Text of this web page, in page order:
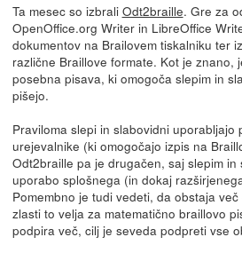
Ta mesec so izbrali Odt2braille. Gre za
OpenOffice.org Writer in LibreOffice
dokumentov na Brailovem tiskalniku ter
različne Braillove formate. Kot je znano,
posebna pisava, ki omogoča slepim in
pišejo.
Praviloma slepi in slabovidni uporabljajo
urejevalnike (ki omogočajo izpis na
Odt2braille pa je drugačen, saj slepim in
uporabo splošnega (in dokaj
Pomembno je tudi vedeti, da obstaja
zlasti to velja za matematično braillovo
podpira več, cilj je seveda podpreti vse